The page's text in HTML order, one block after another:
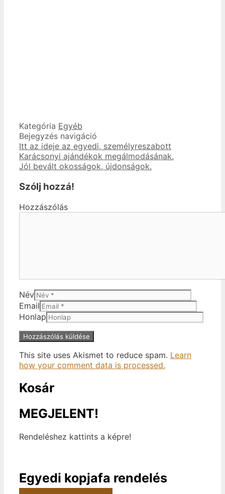
Kategória Egyéb
Bejegyzés navigáció
Itt az ideje az egyedi, személyreszabott
Karácsonyi ajándékok megálmodásának.
Jól bevált okosságok, újdonságok.
Szólj hozzá!
Hozzászólás
Név
Email
Honlap
This site uses Akismet to reduce spam. Learn
how your comment data is processed.
Kosár
MEGJELENT!
Rendeléshez kattints a képre!
Egyedi kopjafa rendelés